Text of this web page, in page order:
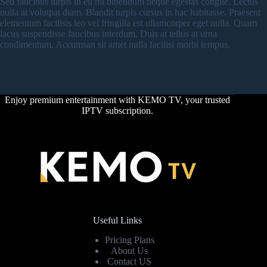
nulla at volutpat diam. Blandit turpis cursus in hac habitasse. Praesent
elementum facilisis leo vel fringilla est ullamcorper eget nulla. Quam
lacus suspendisse faucibus interdum. Duis at tellus at urna
condimentum. Accumsan sit amet nulla facilisi morbi tempus.
Enjoy premium entertainment with KEMO TV, your trusted
IPTV subscription.
Useful Links
Pricing Plans
About Us
Contact US